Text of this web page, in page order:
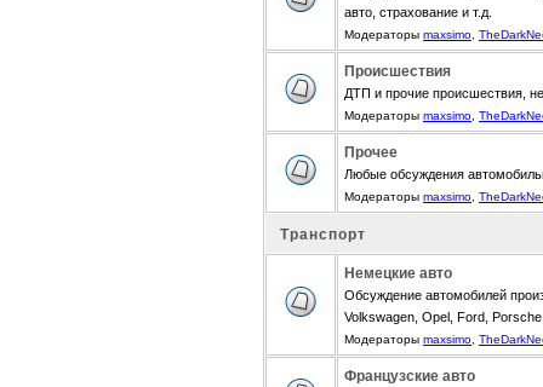
авто, страхование и т.д.
Модераторы maxsimo
Происшествия
ДТП и прочие происшествия,
Модераторы maxsimo
Прочее
Любые обсуждения
Модераторы maxsimo
Транспорт
Немецкие авто
Обсуждение автомобилей
Volkswagen, Opel, Ford,
Модераторы maxsimo
Французские авто